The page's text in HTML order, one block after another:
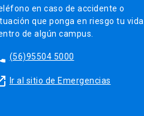
en caso de accidente o
que ponga en riesgo tu vida
de algún campus.
(56)95504 5000
Ir al sitio de Emergencias